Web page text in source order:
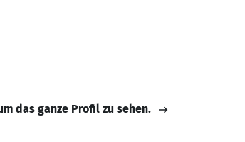
das ganze Profil zu sehen.